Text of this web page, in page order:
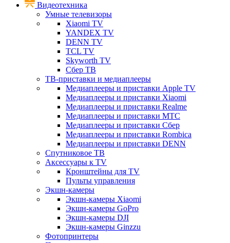
Видеотехника
Умные телевизоры
Xiaomi TV
YANDEX TV
DENN TV
TCL TV
Skyworth TV
Сбер ТВ
ТВ-приставки и медиаплееры
Медиаплееры и приставки Apple TV
Медиаплееры и приставки Xiaomi
Медиаплееры и приставки Realme
Медиаплееры и приставки МТС
Медиаплееры и приставки Сбер
Медиаплееры и приставки Rombica
Медиаплееры и приставки DENN
Спутниковое ТВ
Аксессуары к TV
Кронштейны для TV
Пульты управления
Экшн-камеры
Экшн-камеры Xiaomi
Экшн-камеры GoPro
Экшн-камеры DJI
Экшн-камеры Ginzzu
Фотопринтеры